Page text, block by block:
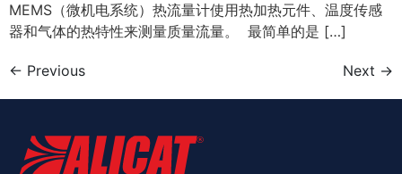
MEMS（微机电系统）热流量计使用热加热元件、温度传感
器和气体的热特性来测量质量流量。 最简单的是 […]
← Previous Next →